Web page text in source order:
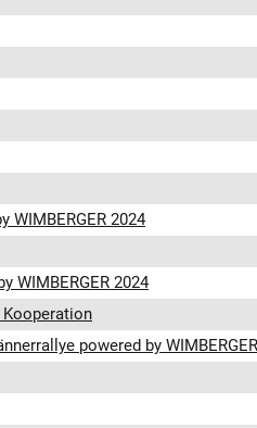
WIMBERGER 2024
WIMBERGER 2024
Kooperation
powered by WIMBERGER